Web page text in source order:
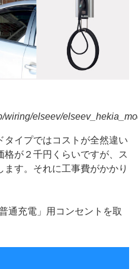
wiring/elseev/
タイプではコストが全然違い
格が２千円くらいですが、ス
す。それに工事費がかかり
通充電」用コンセントを取